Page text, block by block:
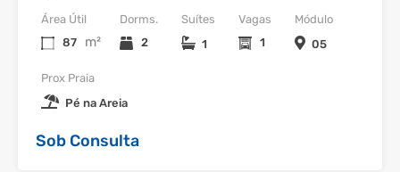
Dorms.
2
Área Útil
87
m²
Vagas
1
Suítes
1
Módulo
05
Prox Praia
Pé na Areia
Sob Consulta